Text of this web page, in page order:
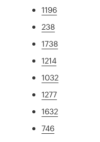
1196
238
1738
1214
1032
1277
1632
746